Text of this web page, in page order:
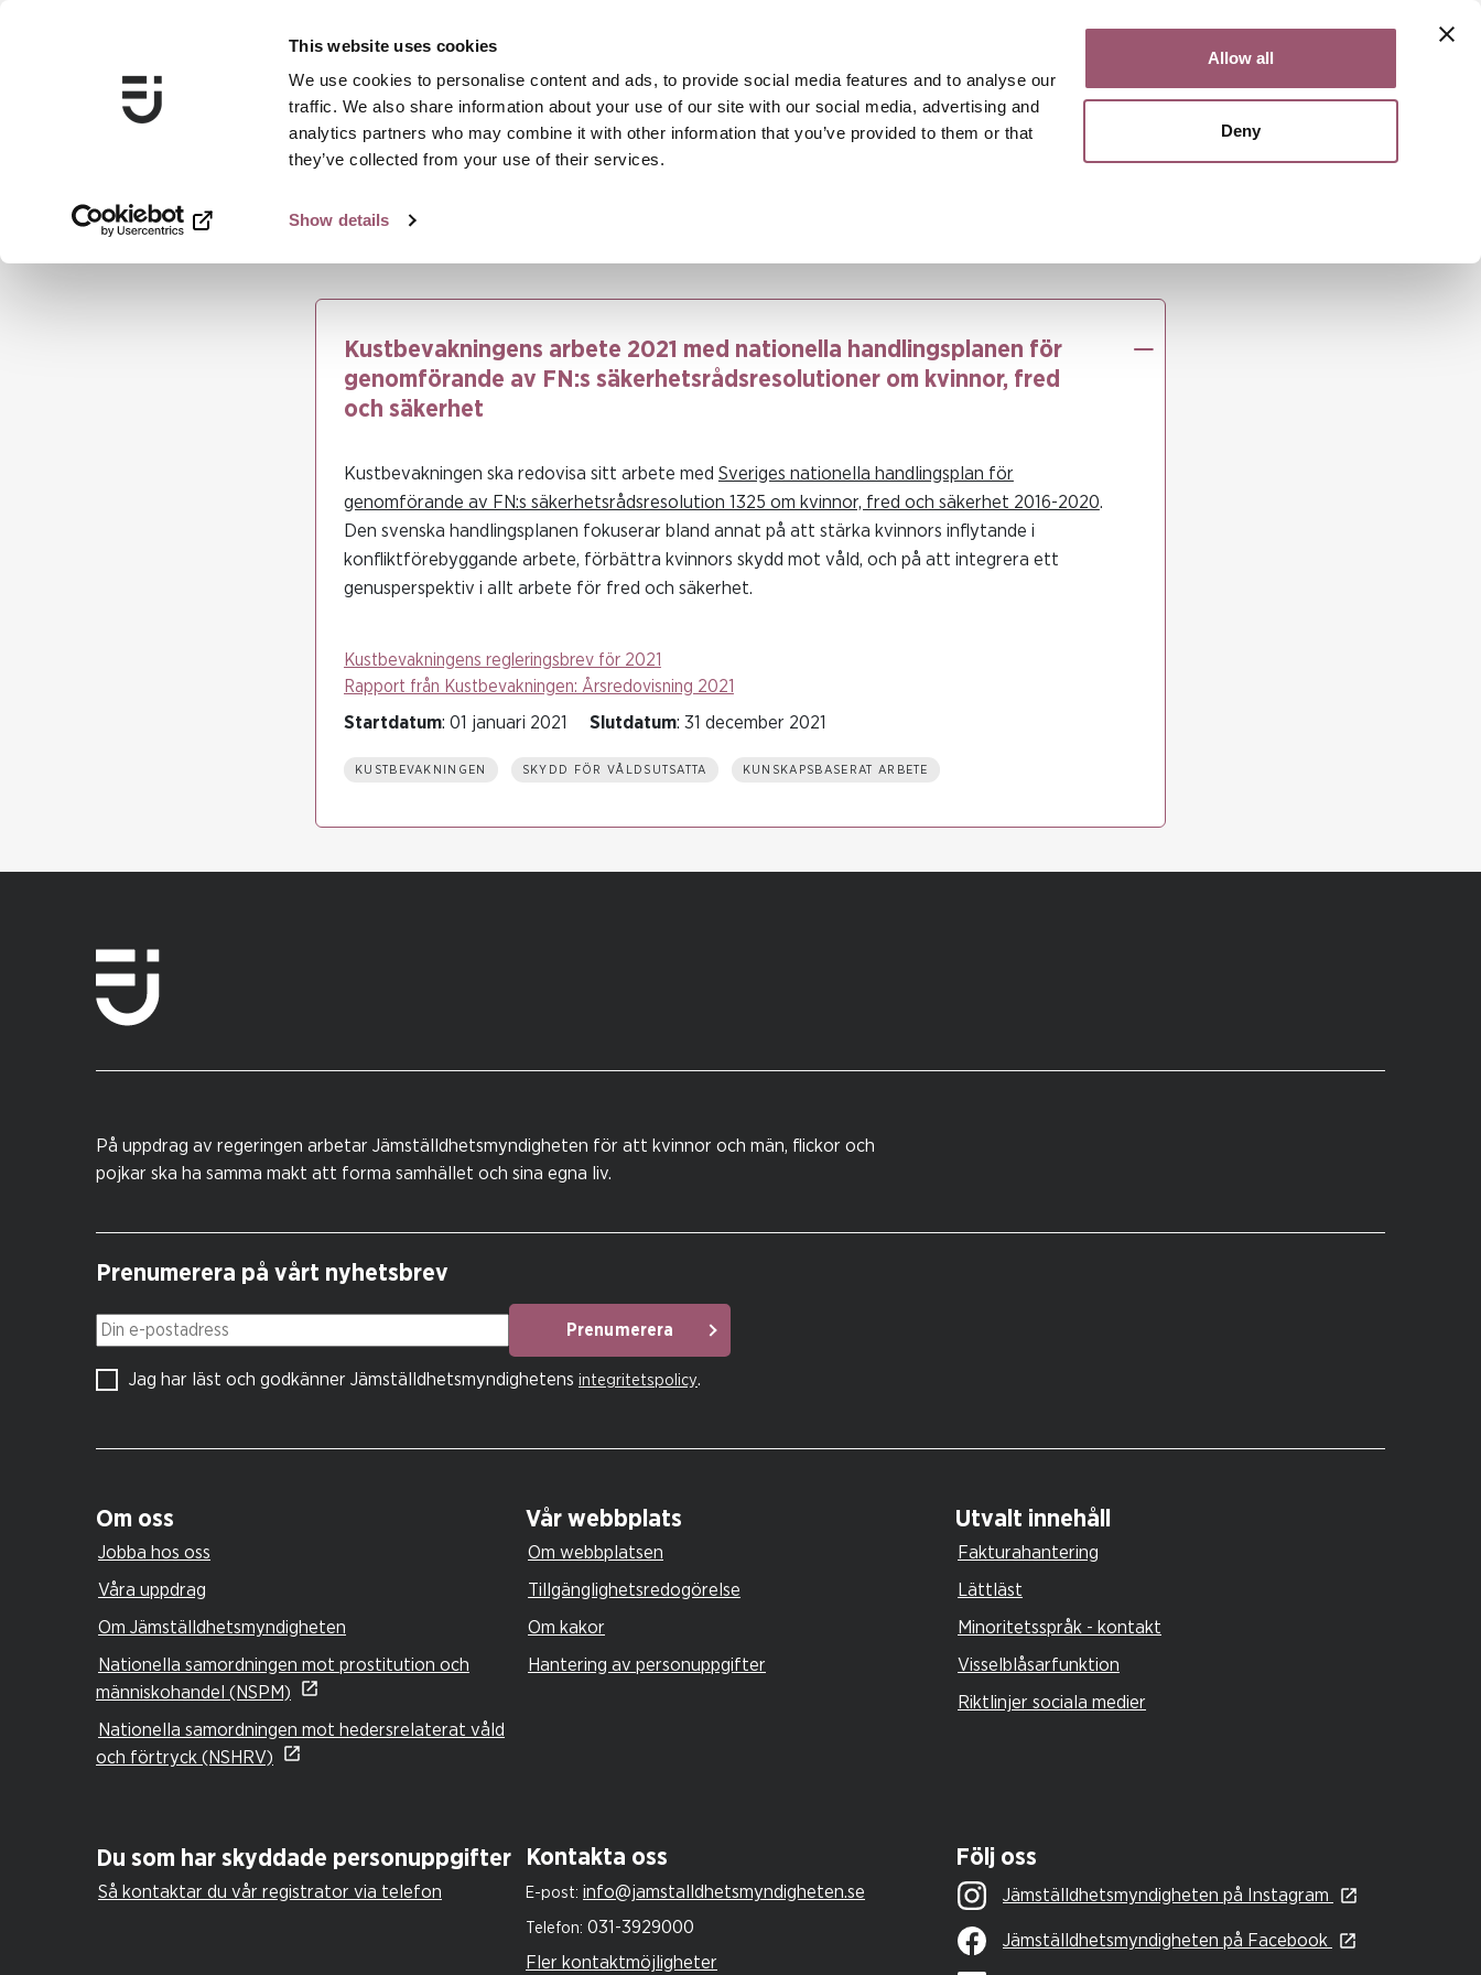
This website uses cookies
We use cookies to personalise content and ads, to provide social media features and to analyse our
traffic. We also share information about your use of our site with our social media, advertising and
analytics partners who may combine it with other information that you’ve provided to them or that
they’ve collected from your use of their services.
Show details
Allow all
DenySök
...
Kustbevakningens arbete 2021 med nationella handlingsplanen för
genomförande av FN:s säkerhetsrådsresolutioner om kvinnor, fred
och säkerhet
Kustbevakningen ska redovisa sitt arbete med Sveriges nationella handlingsplan för
genomförande av FN:s säkerhetsrådsresolution 1325 om kvinnor, fred och säkerhet 2016-2020.
Den svenska handlingsplanen fokuserar bland annat på att stärka kvinnors inflytande i
konfliktförebyggande arbete, förbättra kvinnors skydd mot våld, och på att integrera ett
genusperspektiv i allt arbete för fred och säkerhet.
Kustbevakningens regleringsbrev för 2021
Rapport från Kustbevakningen: Årsredovisning 2021
Startdatum: 01 januari 2021 Slutdatum: 31 december 2021
KUSTBEVAKNINGEN SKYDD FÖR VÅLDSUTSATTA KUNSKAPSBASERAT ARBETE
På uppdrag av regeringen arbetar Jämställdhetsmyndigheten för att kvinnor och män, flickor och
pojkar ska ha samma makt att forma samhället och sina egna liv.
Prenumerera på vårt nyhetsbrev
Din e-postadress Prenumerera
Jag har läst och godkänner Jämställdhetsmyndighetens integritetspolicy.
Om oss
Jobba hos oss
Våra uppdrag
Om Jämställdhetsmyndigheten
Nationella samordningen mot prostitution och
människohandel (NSPM)
Nationella samordningen mot hedersrelaterat våld
och förtryck (NSHRV)
Vår webbplats
Om webbplatsen
Tillgänglighetsredogörelse
Om kakor
Hantering av personuppgifter
Utvalt innehåll
Fakturahantering
Lättläst
Minoritetsspråk - kontakt
Visselblåsarfunktion
Riktlinjer sociala medier
Du som har skyddade personuppgifter
Så kontaktar du vår registrator via telefon
Kontakta oss
E-post: info@jamstalldhetsmyndigheten.se
Telefon: 031-3929000
Fler kontaktmöjligheter
Följ oss
Jämställdhetsmyndigheten på Instagram
Jämställdhetsmyndigheten på Facebook